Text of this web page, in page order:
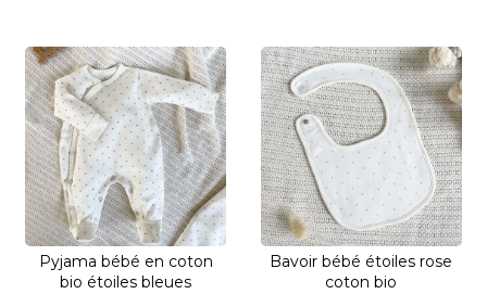
Pyjama bébé en coton
bio étoiles bleues
Bavoir bébé étoiles rose
coton bio